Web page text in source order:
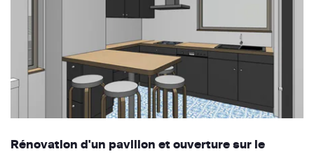
Rénovation d'un pavillon et ouverture sur le